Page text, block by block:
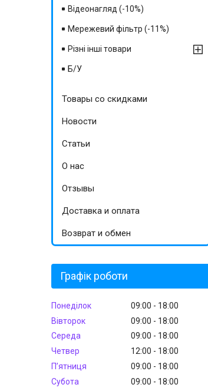
Відеонагляд (-10%)
Мережевий фільтр (-11%)
Різні інші товари
Б/У
Товары со скидками
Новости
Статьи
О нас
Отзывы
Доставка и оплата
Возврат и обмен
Графік роботи
Понеділок 09:00
18:00
Вівторок
09:00
18:00
Середа
09:00
18:00
Четвер
12:00
18:00
Пʼятниця
09:00
18:00
Субота
09:00
18:00